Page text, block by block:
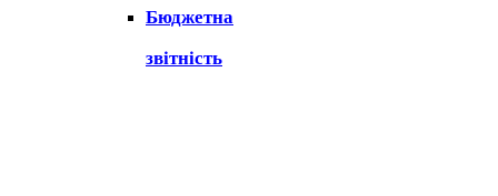
Бюджетна
звітність